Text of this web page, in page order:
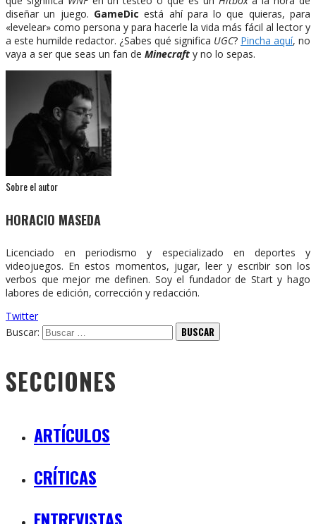
diseñar un juego. GameDic está ahí para lo que quieras, para
«levelear» como persona y para hacerle la vida más fácil al lector y
a este humilde redactor. ¿Sabes qué significa UGC? Pincha aquí, no
vaya a ser que seas un fan de Minecraft y no lo sepas.
Sobre el autor
HORACIO MASEDA
Licenciado en periodismo y especializado en deportes y
videojuegos. En estos momentos, jugar, leer y escribir son los
verbos que mejor me definen. Soy el fundador de Start y hago
labores de edición, corrección y redacción.
Twitter
Buscar:
SECCIONES
ARTÍCULOS
CRÍTICAS
ENTREVISTAS